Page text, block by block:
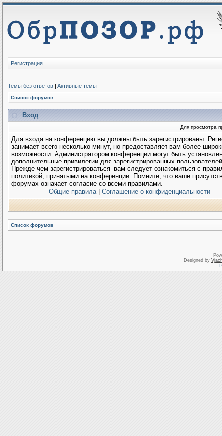
Регистрация
Темы без ответов | Активные темы
Список форумов
Вход
Для просмотра
Для входа на конференцию вы должны быть зарегистрированы.
занимает всего несколько минут, но предоставляет вам более
возможности. Администратором конференции могут быть
дополнительные привилегии для зарегистрированных
Прежде чем зарегистрироваться, вам следует ознакомиться с
политикой, принятыми на конференции. Помните, что ваше
форумах означает согласие со всеми правилами.
Общие правила| Соглашение о конфиденциальности
Список форумов
Designed by